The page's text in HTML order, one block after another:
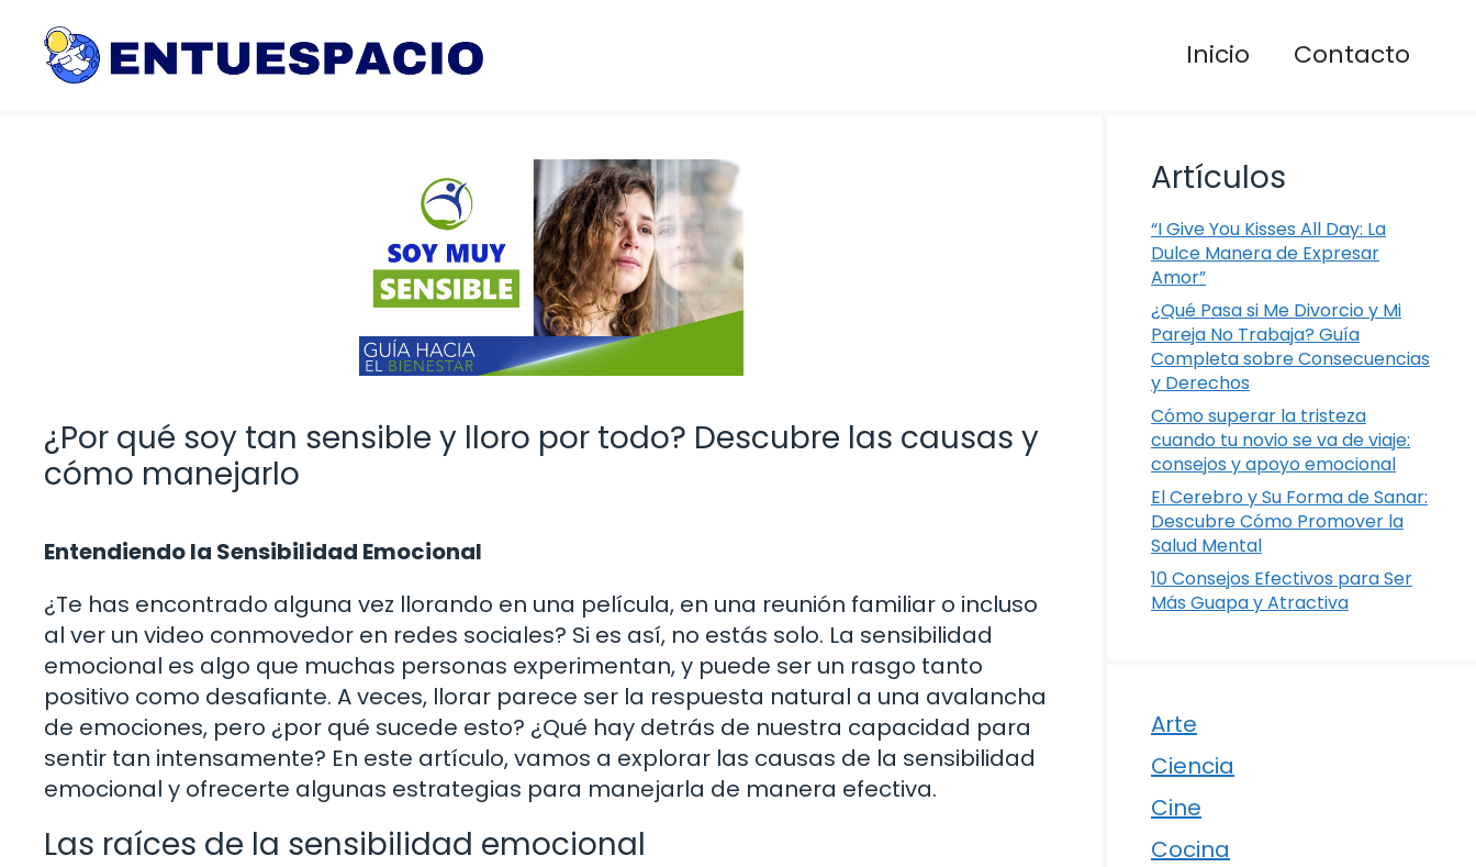
contenido
Inicio Contacto
¿Por qué soy tan sensible y lloro por todo? Descubre las causas y
cómo manejarlo
Entendiendo la Sensibilidad Emocional
¿Te has encontrado alguna vez llorando en una película, en una reunión familiar o incluso
al ver un video conmovedor en redes sociales? Si es así, no estás solo. La sensibilidad
emocional es algo que muchas personas experimentan, y puede ser un rasgo tanto
positivo como desafiante. A veces, llorar parece ser la respuesta natural a una avalancha
de emociones, pero ¿por qué sucede esto? ¿Qué hay detrás de nuestra capacidad para
sentir tan intensamente? En este artículo, vamos a explorar las causas de la sensibilidad
emocional y ofrecerte algunas estrategias para manejarla de manera efectiva.
Las raíces de la sensibilidad emocional
Artículos
“I Give You Kisses All Day: La
Dulce Manera de Expresar
Amor”
¿Qué Pasa si Me Divorcio y Mi
Pareja No Trabaja? Guía
Completa sobre Consecuencias
y Derechos
Cómo superar la tristeza
cuando tu novio se va de viaje:
consejos y apoyo emocional
El Cerebro y Su Forma de Sanar:
Descubre Cómo Promover la
Salud Mental
10 Consejos Efectivos para Ser
Más Guapa y Atractiva
Arte
Ciencia
Cine
Cocina